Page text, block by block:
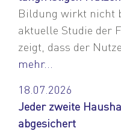
Bildung wirkt nicht
aktuelle Studie der
zeigt, dass der
mehr...
18.07.2026
Jeder zweite
abgesichert